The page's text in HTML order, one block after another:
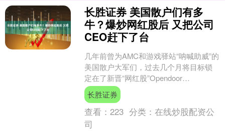
长胜证券 美国散户们有多
牛？爆炒网红股后 又把公司
CEO赶下了台
几年前曾为AMC和游戏驿站“呐喊助威”的
美国散户大军们，过去几个月将目标锁
定在了新晋“网红股”Opendoor
Technologies身上。他们成功推高了股
价....
长胜证券
查看：223 分类：在线炒股配资公
司